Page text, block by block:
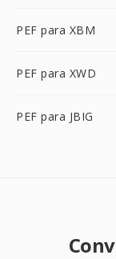
PEF para XBM
PEF para XWD
PEF para JBIG